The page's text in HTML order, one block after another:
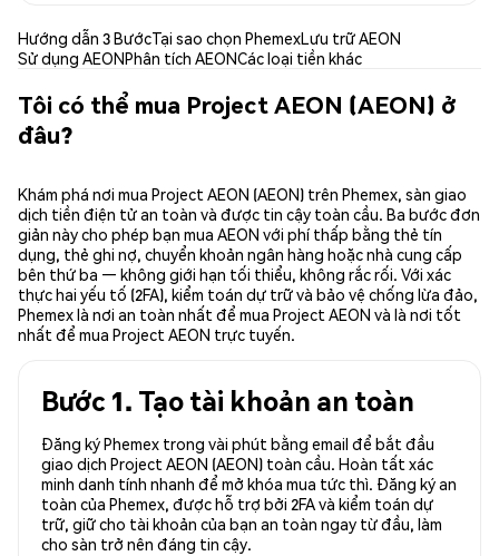
Hướng dẫn 3 BướcTại sao chọn PhemexLưu trữ AEON
Sử dụng AEONPhân tích AEONCác loại tiền khác
Tôi có thể mua Project AEON (AEON) ở
đâu?
Khám phá nơi mua Project AEON (AEON) trên Phemex, sàn giao
dịch tiền điện tử an toàn và được tin cậy toàn cầu. Ba bước đơn
giản này cho phép bạn mua AEON với phí thấp bằng thẻ tín
dụng, thẻ ghi nợ, chuyển khoản ngân hàng hoặc nhà cung cấp
bên thứ ba — không giới hạn tối thiểu, không rắc rối. Với xác
thực hai yếu tố (2FA), kiểm toán dự trữ và bảo vệ chống lừa đảo,
Phemex là nơi an toàn nhất để mua Project AEON và là nơi tốt
nhất để mua Project AEON trực tuyến.
Bước 1. Tạo tài khoản an toàn
Đăng ký Phemex trong vài phút bằng email để bắt đầu
giao dịch Project AEON (AEON) toàn cầu. Hoàn tất xác
minh danh tính nhanh để mở khóa mua tức thì. Đăng ký an
toàn của Phemex, được hỗ trợ bởi 2FA và kiểm toán dự
trữ, giữ cho tài khoản của bạn an toàn ngay từ đầu, làm
cho sàn trở nên đáng tin cậy.